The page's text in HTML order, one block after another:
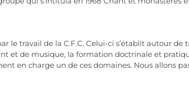
le travail de la C.F.C. Celui-ci s’établit autour
et de musique, la formation doctrinale et
en charge un de ces domaines. Nous allons